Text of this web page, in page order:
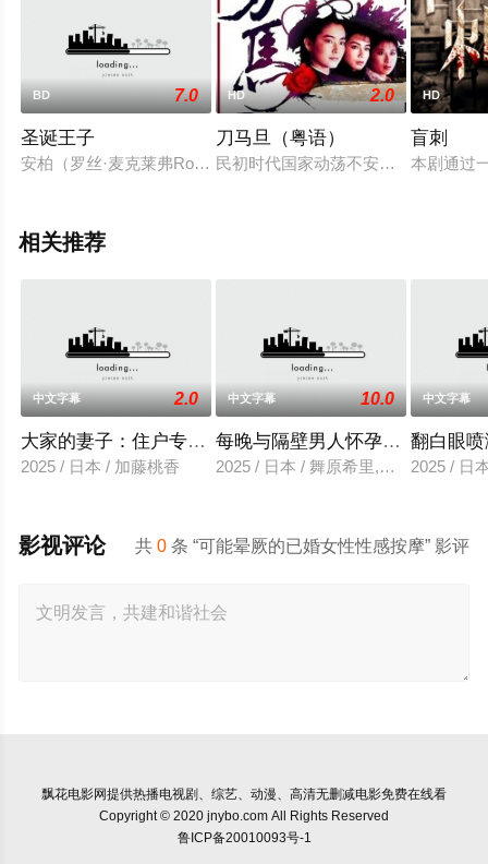
BD 7.0
圣诞王子
安柏（罗丝·麦克莱弗RoseMcIver饰）是一名年轻有为的记者
HD 2.0
刀马旦（粤语）
民初时代国家动荡不安，军阀割据导
HD
盲刺
本剧通过
相关推荐
中文字幕 2.0
大家的妻子：住户专用洞口
2025 / 日本 / 加藤桃香
中文字幕 10.0
每晚与隔壁男人怀孕性爱
2025 / 日本 / 舞原希里,佐川金二
中文字幕
翻白眼
2025 / 日
共0 条 “可能晕厥的已婚女性性感按摩” 影评
影视评论
飘花电影网提供热播电视剧、综艺、动漫、高清无删减电影免费在线看
Copyright © 2020 jnybo.com All Rights Reserved
鲁ICP备20010093号-1